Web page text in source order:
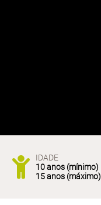
IDADE
10 anos (mínimo)
15 anos (máximo)